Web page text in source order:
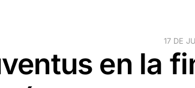
17 DE
en la